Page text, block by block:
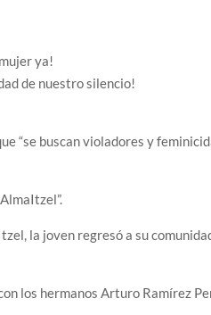
ya!
de nuestro silencio!
“se buscan violadores y
la joven regresó a su
los hermanos Arturo Ramírez